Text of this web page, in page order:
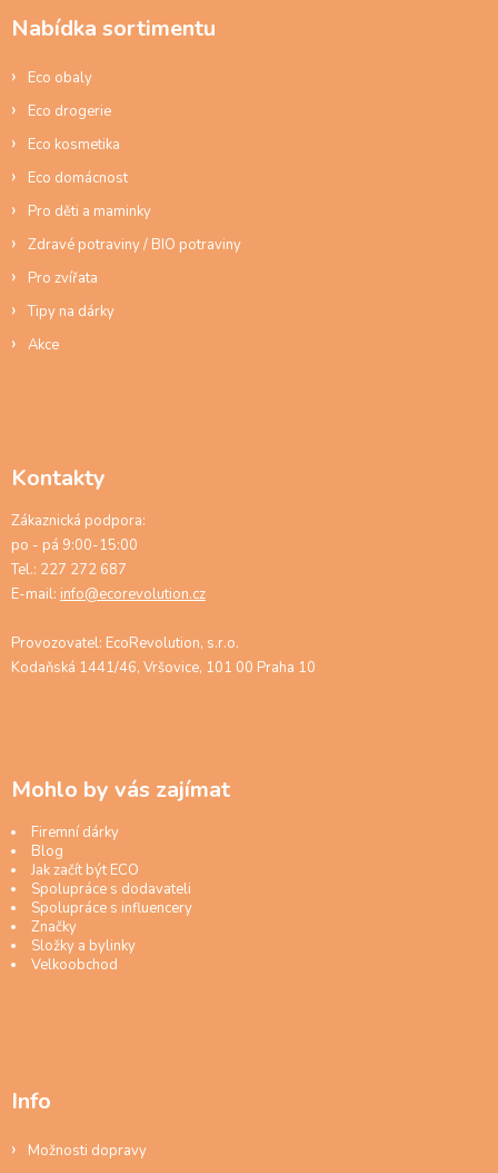
Nabídka sortimentu
Eco obaly
Eco drogerie
Eco kosmetika
Eco domácnost
Pro děti a maminky
Zdravé potraviny / BIO potraviny
Pro zvířata
Tipy na dárky
Akce
Kontakty
Zákaznická podpora:
po - pá 9:00-15:00
Tel.: 227 272 687
E-mail: info@ecorevolution.cz
Provozovatel: EcoRevolution, s.r.o.
Kodaňská 1441/46, Vršovice, 101 00 Praha 10
Mohlo by vás zajímat
Firemní dárky
Blog
Jak začít být ECO
Spolupráce s dodavateli
Spolupráce s influencery
Značky
Složky a bylinky
Velkoobchod
Info
Možnosti dopravy